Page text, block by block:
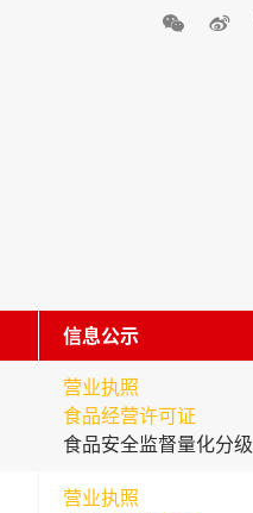
 
信息公示
营业执照
食品经营许可证
食品安全监督量化分级
营业执照